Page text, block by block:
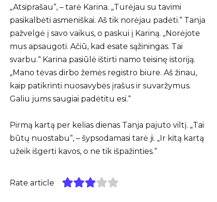
„Atsiprašau“, – tarė Karina. „Turėjau su tavimi
pasikalbėti asmeniškai. Aš tik norėjau padėti.“ Tanja
pažvelgė į savo vaikus, o paskui į Kariną. „Norėjote
mus apsaugoti. Ačiū, kad esate sąžiningas. Tai
svarbu.“ Karina pasiūlė ištirti namo teisinę istoriją.
„Mano tėvas dirbo žemės registro biure. Aš žinau,
kaip patikrinti nuosavybės įrašus ir suvaržymus.
Galiu jums saugiai padėtitu esi.“
Pirmą kartą per kelias dienas Tanja pajuto viltį. „Tai
būtų nuostabu“, – šypsodamasi tarė ji. „Ir kitą kartą
užeik išgerti kavos, o ne tik išpažinties.“
Rate article